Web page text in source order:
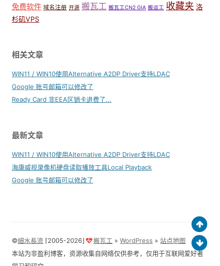
免费软件 域名注册 开源 搬瓦工 搬瓦工CN2 GIA 搬运工 收藏夹 洛
杉矶VPS
相关文章
WIN11 / WIN10使用Alternative A2DP Driver支持LDAC
Google 账号邮箱可以修改了
Ready Card 非EEA区销卡退费了...
最新文章
WIN11 / WIN10使用Alternative A2DP Driver支持LDAC
海康威视录像机硬盘读取播放工具Local Playback
Google 账号邮箱可以修改了
©細水長流 ⌈2005-2026⌋ 搬瓦工 »WordPress »站点地图
本站为非盈利博客，资源收集自网络仅供参考，仅用于互联网爱好者